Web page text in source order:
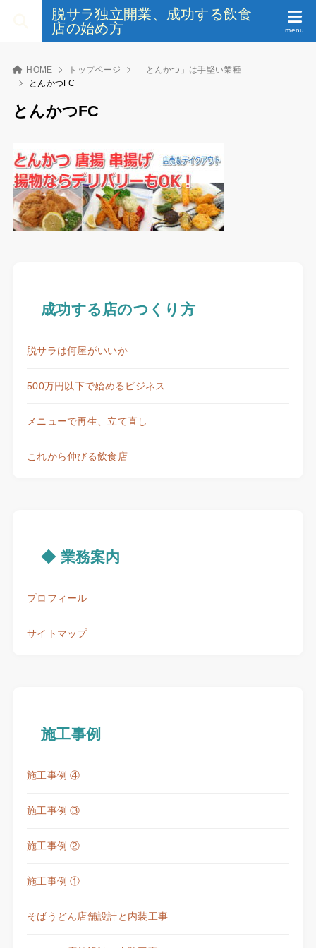
脱サラ独立開業、成功する飲食
店の始め方
HOME トップページ
「とんかつ」は手堅い業種
とんかつFC
とんかつFC
成功する店のつくり方
脱サラは何屋がいいか
500万円以下で始めるビジネス
メニューで再生、立て直し
これから伸びる飲食店
◆ 業務案内
プロフィール
サイトマップ
施工事例
施工事例 ④
施工事例 ③
施工事例 ②
施工事例 ①
そばうどん店舗設計と内装工事